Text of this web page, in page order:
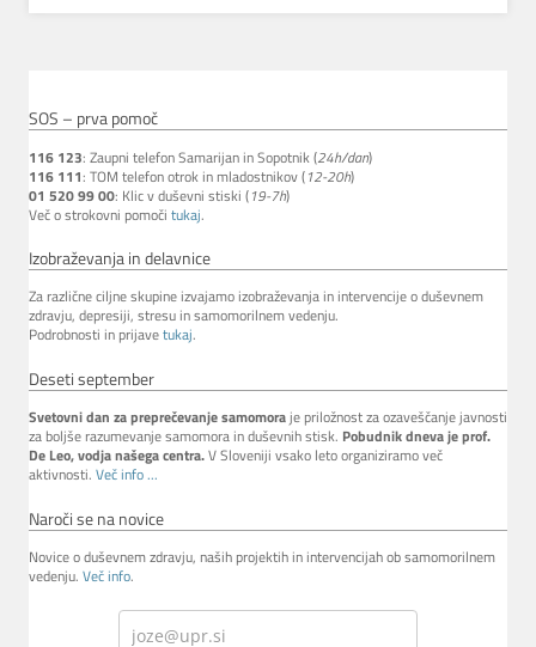
SOS – prva pomoč
116 123: Zaupni telefon Samarijan in Sopotnik (24h/dan)
116 111: TOM telefon otrok in mladostnikov (12-20h)
01 520 99 00: Klic v duševni stiski (19-7h)
Več o strokovni pomoči tukaj.
Izobraževanja in delavnice
Za različne ciljne skupine izvajamo izobraževanja in intervencije o duševnem
zdravju, depresiji, stresu in samomorilnem vedenju.
Podrobnosti in prijavetukaj.
Deseti september
Svetovni dan za preprečevanje samomoraje priložnost za ozaveščanje javnosti
za boljše razumevanje samomora in duševnih stisk. Pobudnik dneva je prof.
De Leo, vodja našega centra.V Sloveniji vsako leto organiziramo več
aktivnosti. Več info ...
Naroči se na novice
Novice o duševnem zdravju, naših projektih in intervencijah ob samomorilnem
vedenju. Več info.